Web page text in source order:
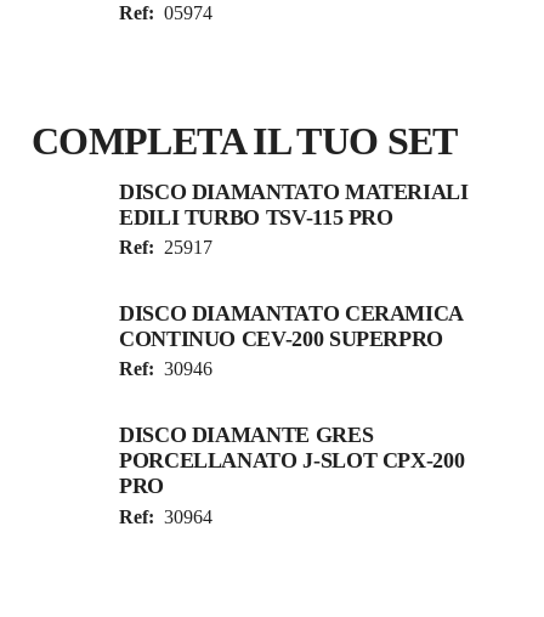
Ref: 05974
COMPLETA IL TUO SET
DISCO DIAMANTATO MATERIALI
EDILI TURBO TSV-115 PRO
Ref: 25917
DISCO DIAMANTATO CERAMICA
CONTINUO CEV-200 SUPERPRO
Ref: 30946
DISCO DIAMANTE GRES
PORCELLANATO J-SLOT CPX-200
PRO
Ref: 30964